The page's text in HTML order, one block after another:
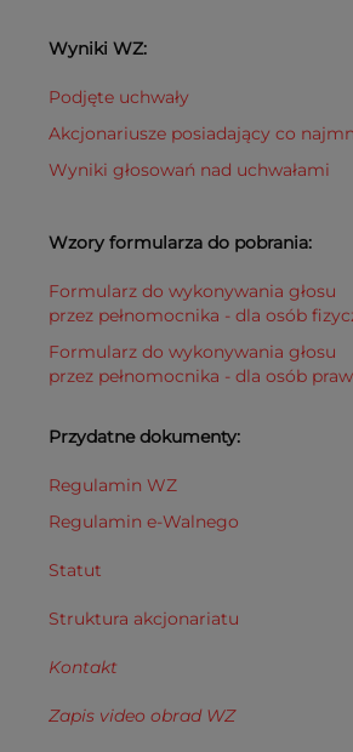
Wyniki WZ:
Podjęte uchwały
Akcjonariusze posiadający co
Wyniki głosowań nad uchwałami
Wzory formularza do pobrania:
Formularz do wykonywania głosu
przez pełnomocnika - dla osób
Formularz do wykonywania głosu
przez pełnomocnika - dla osób
Przydatne dokumenty:
Regulamin WZ
Regulamin e-Walnego
Statut
Struktura akcjonariatu
Kontakt
Zapis video obrad WZ